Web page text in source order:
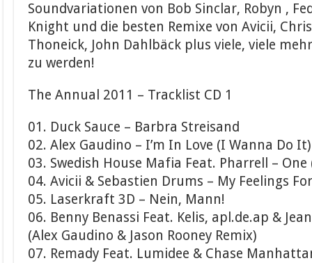
Soundvariationen von Bob Sinclar, Robyn ,
Knight und die besten Remixe von Avicii,
Thoneick, John Dahlbäck plus viele, viele
zu werden!
The Annual 2011 – Tracklist CD 1
01. Duck Sauce – Barbra Streisand
02. Alex Gaudino – I’m In Love (I Wanna Do It)
03. Swedish House Mafia Feat. Pharrell –
04. Avicii & Sebastien Drums – My Feelings
05. Laserkraft 3D – Nein, Mann!
06. Benny Benassi Feat. Kelis, apl.de.ap &
(Alex Gaudino & Jason Rooney Remix)
07. Remady Feat. Lumidee & Chase